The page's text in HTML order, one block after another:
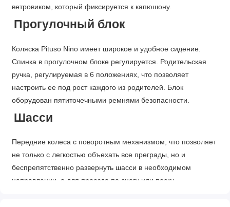
ветровиком, который фиксируется к капюшону.
Прогулочный блок
Коляска Pituso Nino имеет широкое и удобное сидение.
Спинка в прогулочном блоке регулируется. Родительская
ручка, регулируемая в 6 положениях, что позволяет
настроить ее под рост каждого из родителей. Блок
оборудован пятиточечными ремнями безопасности.
Шасси
Передние колеса с поворотным механизмом, что позволяет
не только с легкостью объехать все преграды, но и
беспрепятственно развернуть шасси в необходимом
направлении, а для проезда по снегу или песку